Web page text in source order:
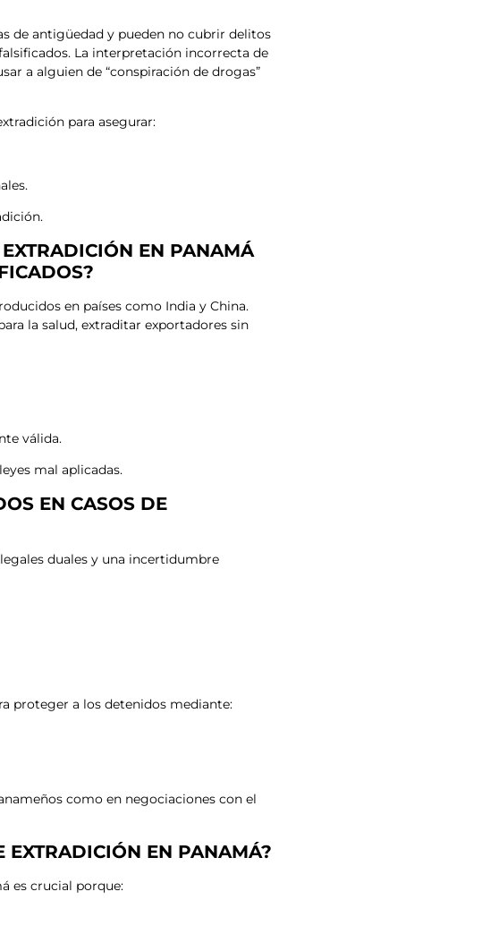
de antigüedad y pueden no cubrir delitos
La interpretación incorrecta de
a alguien de “conspiración de drogas”
para asegurar:
EN PANAMÁ
en países como India y China.
la salud, extraditar exportadores sin
válida.
mal aplicadas.
EN CASOS DE
duales y una incertidumbre
proteger a los detenidos mediante:
como en negociaciones con el
EXTRADICIÓN EN PANAMÁ?
es crucial porque: